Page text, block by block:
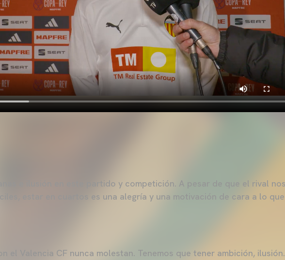
e ilusión en este partido y competición. A pesar de que el rival
estar en cuartos es una alegría y una motivación de cara a lo que
el Valencia CF nunca molestan. Tenemos que tener ambición, ilusión.